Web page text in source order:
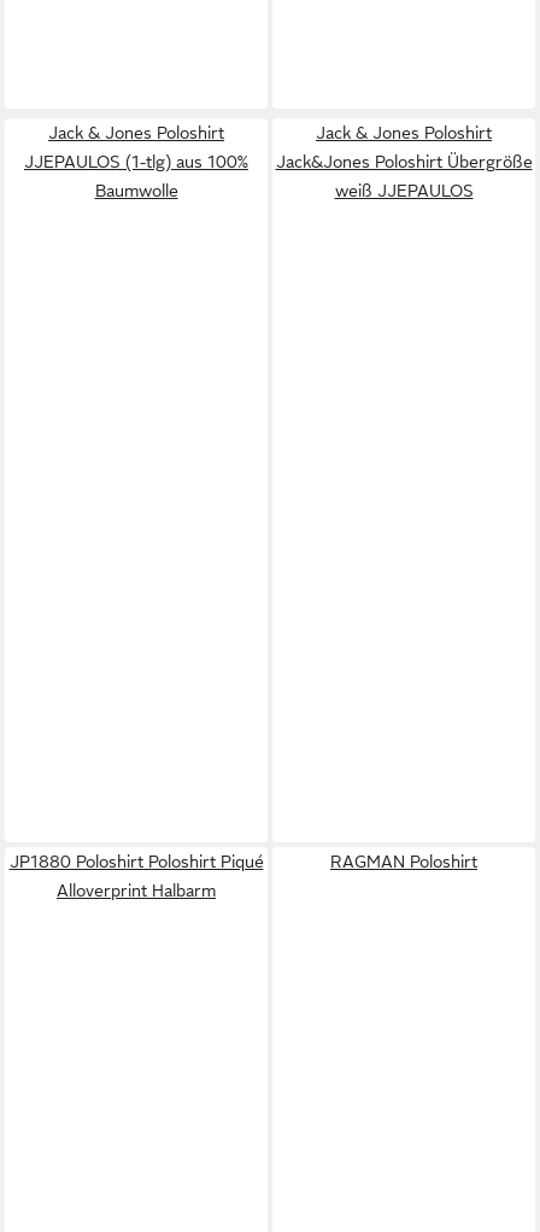
Jack & Jones Poloshirt
JJEPAULOS (1-tlg) aus 100%
Baumwolle
Jack & Jones Poloshirt
Jack&Jones Poloshirt Übergröße
weiß JJEPAULOS
JP1880 Poloshirt Poloshirt Piqué
Alloverprint Halbarm
RAGMAN Poloshirt